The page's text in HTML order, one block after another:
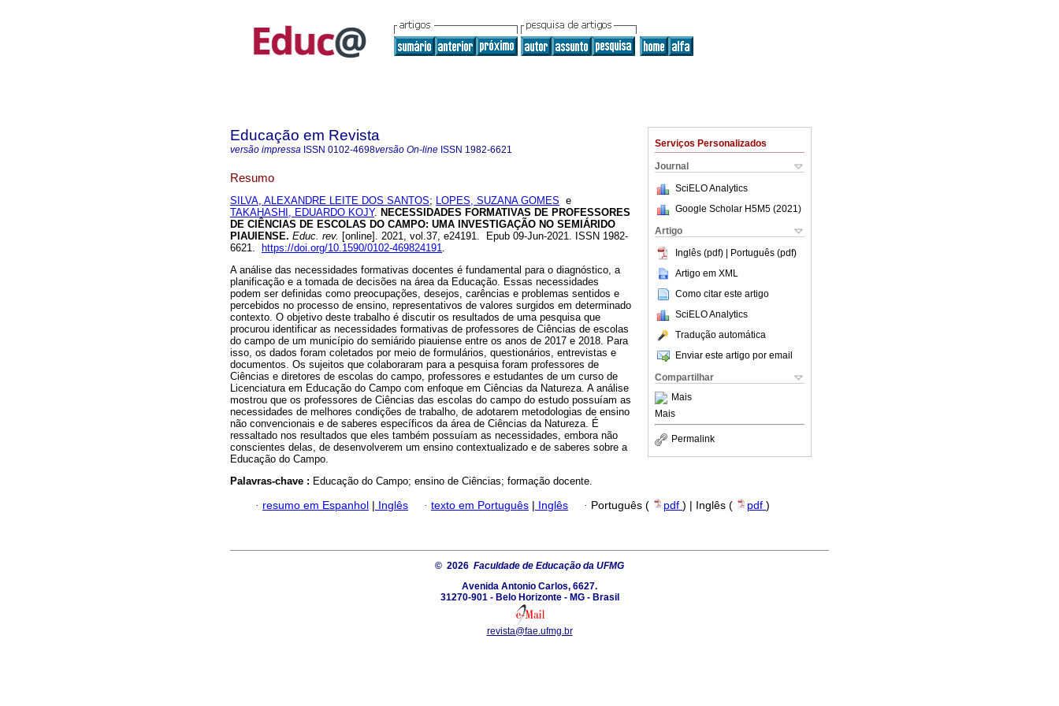
Serviços Personalizados
Journal
SciELO Analytics
Google Scholar H5M5 (2021 )
Artigo
Inglês (pdf) | Português (pdf)
Artigo em XML
Como citar este artigo
SciELO Analytics
Tradução automática
Enviar este artigo por email
Compartilhar
Mais
Mais
Permalink
Educação em Revista
versão impressa ISSN 0102-4698versão On-line ISSN 1982-6621
Resumo
SILVA, ALEXANDRE LEITE DOS SANTOS; LOPES, SUZANA GOMES e
TAKAHASHI, EDUARDO KOJY. NECESSIDADES FORMATIVAS DE PROFESSORES
DE CIÊNCIAS DE ESCOLAS DO CAMPO: UMA INVESTIGAÇÃO NO SEMIÁRIDO
PIAUIENSE. Educ. rev. [online]. 2021, vol.37, e24191. Epub 09-Jun-2021. ISSN 1982-
6621.
https://doi.org/10.1590/0102-469824191.
A análise das necessidades formativas docentes é fundamental para o diagnóstico, a
planificação e a tomada de decisões na área da Educação. Essas necessidades
podem ser definidas como preocupações, desejos, carências e problemas sentidos e
percebidos no processo de ensino, representativos de valores surgidos em determinado
contexto. O objetivo deste trabalho é discutir os resultados de uma pesquisa que
procurou identificar as necessidades formativas de professores de Ciências de escolas
do campo de um município do semiárido piauiense entre os anos de 2017 e 2018. Para
isso, os dados foram coletados por meio de formulários, questionários, entrevistas e
documentos. Os sujeitos que colaboraram para a pesquisa foram professores de
Ciências e diretores de escolas do campo, professores e estudantes de um curso de
Licenciatura em Educação do Campo com enfoque em Ciências da Natureza. A análise
mostrou que os professores de Ciências das escolas do campo do estudo possuíam as
necessidades de melhores condições de trabalho, de adotarem metodologias de ensino
não convencionais e de saberes específicos da área de Ciências da Natureza. É
ressaltado nos resultados que eles também possuíam as necessidades, embora não
conscientes delas, de desenvolverem um ensino contextualizado e de saberes sobre a
Educação do Campo.
Palavras-chave : Educação do Campo; ensino de Ciências; formação docente.
· resumo em Espanhol | Inglês · texto em Português | Inglês · Português ( pdf ) | Inglês ( pdf )
© 2026 Faculdade de Educação da UFMG
Avenida Antonio Carlos, 6627.
31270-901 - Belo Horizonte - MG - Brasil
revista@fae.ufmg.br